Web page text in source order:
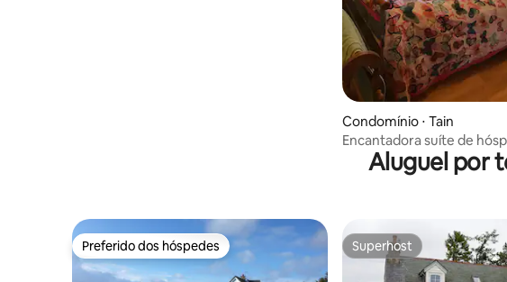
Condomínio ⋅ Tain
Encantadora suíte de
independente na histórica
Aluguel por
Preferido dos hóspedes
Preferido dos hóspedes Superhost
Superhost